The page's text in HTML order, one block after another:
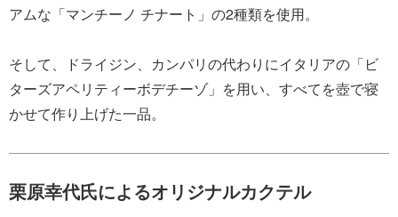
アムな「マンチーノ チナート」の2種類を使用。
そして、ドライジン、カンパリの代わりにイタリアの「ビ
ターズアペリティーボデチーゾ」を用い、すべてを壺で寝
かせて作り上げた一品。
栗原幸代氏によるオリジナルカクテル